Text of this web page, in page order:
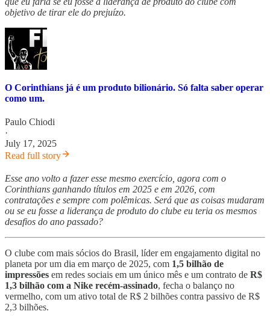
objetivo de tirar ele do prejuízo.
O Corinthians já é um produto bilionário. Só falta saber operar
como um.
Paulo Chiodi
·
July 17, 2025
Read full story
Esse ano volto a fazer esse mesmo exercício, agora com o
Corinthians ganhando títulos em 2025 e em 2026, com
contratações e sempre com polêmicas. Será que as coisas mudaram
ou se eu fosse a liderança de produto do clube eu teria os mesmos
desafios do ano passado?
O clube com mais sócios do Brasil, líder em engajamento digital no
planeta por um dia em março de 2025, com 1,5 bilhão de
impressões em redes sociais em um único mês e um contrato de R$
1,3 bilhão com a Nike recém-assinado, fecha o balanço no
vermelho, com um ativo total de R$ 2 bilhões contra passivo de R$
2,3 bilhões.